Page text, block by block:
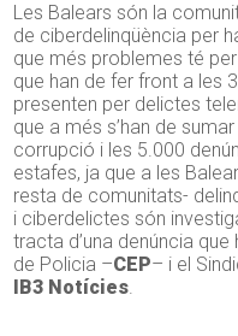
Les Balears són la
de ciberdelinqüència per
que més problemes té
que han de fer front a les
presenten per delictes
que a més s’han de
corrupció i les 5.000
estafes, ja que a les
resta de comunitats-
i ciberdelictes són
tracta d’una denúncia
de Policia –CEP– i el
IB3 Notícies.